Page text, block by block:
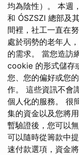
均為陰性）。 本週
和 ÓSZSZI 總部及
間裡，社工一直在
處於弱勢的老年人
的需求。 當您造訪
cookie 的形式儲存
您、您的偏好或您
作。 這些資訊不會
個人化的服務。 很
集的資金以及您將
暫驗證後，您可以
可以隨時從籌款中
速付款選項，資金